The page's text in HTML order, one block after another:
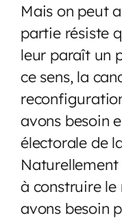
Mais on peut
partie résiste
leur paraît un
ce sens, la
avons besoin
électorale de
à construire
avons besoin